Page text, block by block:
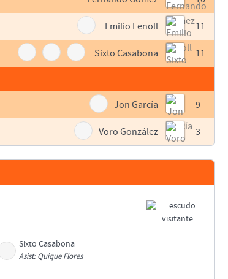
11
Emilio Fenoll
11
Sixto Casabona
9
Jon García
3
Voro González
Sixto Casabona
Asist: Quique Flores